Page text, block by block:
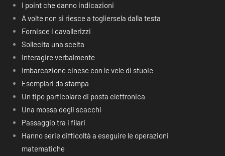
I point che danno indicazioni
A volte non si riesce a togliersela dalla testa
Fornisce i cavallerizzi
Sollecita una scelta
Interagire verbalmente
Imbarcazione cinese con le vele di stuoie
Esemplari da stampa
Un tipo particolare di posta elettronica
Una mossa degli scacchi
Passaggio tra i filari
Hanno serie difficoltà a eseguire le operazioni
matematiche